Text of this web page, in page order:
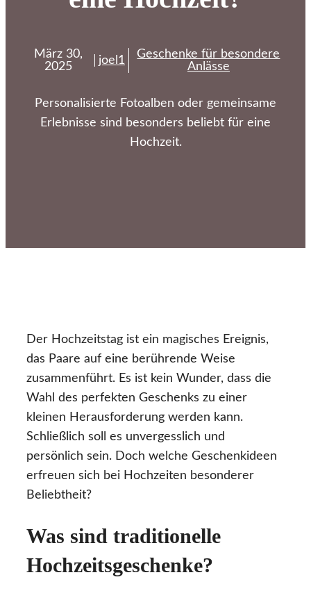
März 30,
2025
joel1
Geschenke für besondere
Anlässe
Personalisierte Fotoalben oder gemeinsame
Erlebnisse sind besonders beliebt für eine
Hochzeit.
Der Hochzeitstag ist ein magisches Ereignis,
das Paare auf eine berührende Weise
zusammenführt. Es ist kein Wunder, dass die
Wahl des perfekten Geschenks zu einer
kleinen Herausforderung werden kann.
Schließlich soll es unvergesslich und
persönlich sein. Doch welche Geschenkideen
erfreuen sich bei Hochzeiten besonderer
Beliebtheit?
Was sind traditionelle
Hochzeitsgeschenke?